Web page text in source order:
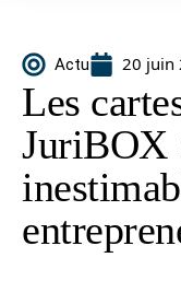
Actu 20 juin
Les
JuriBOX